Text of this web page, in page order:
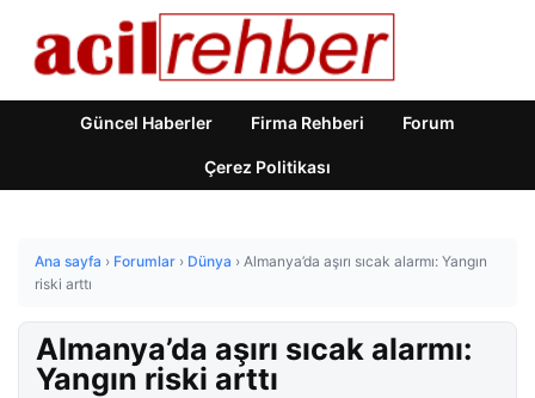
Güncel Haberler Firma Rehberi Forum
Çerez Politikası
Ana sayfa › Forumlar › Dünya › Almanya’da aşırı sıcak alarmı: Yangın
riski arttı
Almanya’da aşırı sıcak alarmı:
Yangın riski arttı